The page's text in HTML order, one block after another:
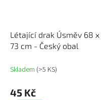
Létající drak Úsměv 68 x
73 cm - Český obal
Skladem (>5 KS)
45 Kč